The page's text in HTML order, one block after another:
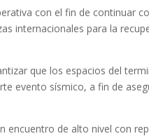
con el fin de continuar
internacionales para la
que los espacios del
evento sísmico, a fin de
encuentro de alto nivel con